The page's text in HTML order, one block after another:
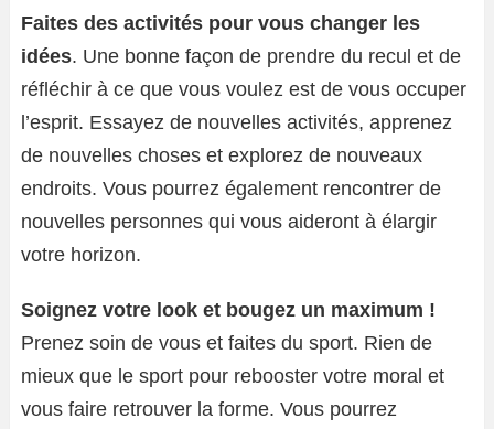
Faites des activités pour vous changer les
idées. Une bonne façon de prendre du recul et de
réfléchir à ce que vous voulez est de vous occuper
l’esprit. Essayez de nouvelles activités, apprenez
de nouvelles choses et explorez de nouveaux
endroits. Vous pourrez également rencontrer de
nouvelles personnes qui vous aideront à élargir
votre horizon.
Soignez votre look et bougez un maximum !
Prenez soin de vous et faites du sport. Rien de
mieux que le sport pour rebooster votre moral et
vous faire retrouver la forme. Vous pourrez